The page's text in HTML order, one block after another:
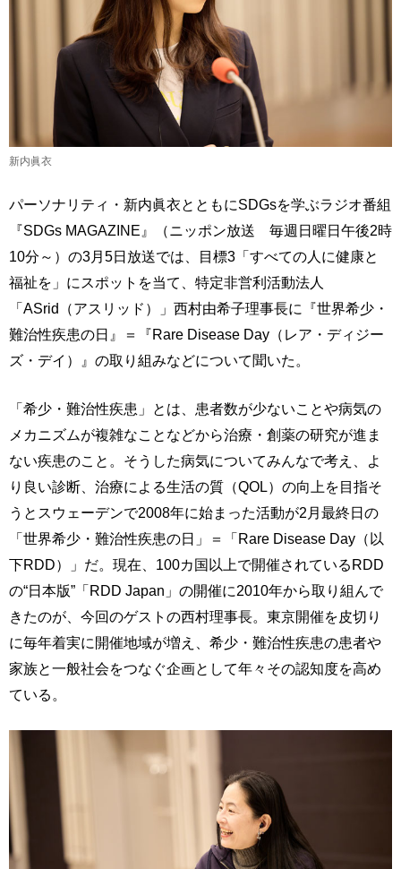
新内眞衣
パーソナリティ・新内眞衣とともにSDGsを学ぶラジオ番組
『SDGs MAGAZINE』（ニッポン放送 毎週日曜日午後2時
10分～）の3月5日放送では、目標3「すべての人に健康と
福祉を」にスポットを当て、特定非営利活動法人
「ASrid（アスリッド）」西村由希子理事長に『世界希少・
難治性疾患の日』＝『Rare Disease Day（レア・ディジー
ズ・デイ）』の取り組みなどについて聞いた。
「希少・難治性疾患」とは、患者数が少ないことや病気の
メカニズムが複雑なことなどから治療・創薬の研究が進ま
ない疾患のこと。そうした病気についてみんなで考え、よ
り良い診断、治療による生活の質（QOL）の向上を目指そ
うとスウェーデンで2008年に始まった活動が2月最終日の
「世界希少・難治性疾患の日」＝「Rare Disease Day（以
下RDD）」だ。現在、100カ国以上で開催されているRDD
の“日本版”「RDD Japan」の開催に2010年から取り組んで
きたのが、今回のゲストの西村理事長。東京開催を皮切り
に毎年着実に開催地域が増え、希少・難治性疾患の患者や
家族と一般社会をつなぐ企画として年々その認知度を高め
ている。